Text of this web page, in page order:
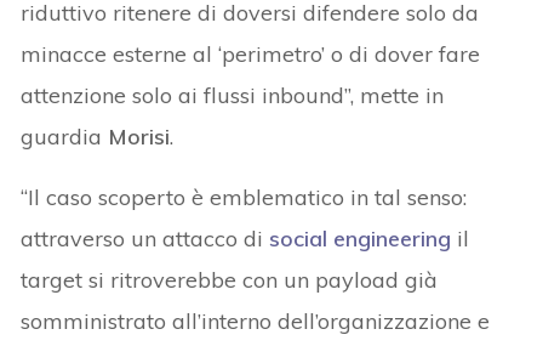
riduttivo ritenere di doversi difendere solo da
minacce esterne al ‘perimetro’ o di dover fare
attenzione solo ai flussi inbound”, mette in
guardia Morisi.
“Il caso scoperto è emblematico in tal senso:
attraverso un attacco di social engineering il
target si ritroverebbe con un payload già
somministrato all’interno dell’organizzazione e